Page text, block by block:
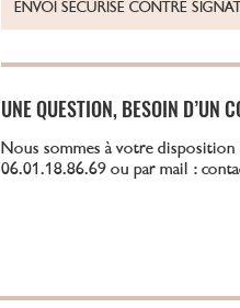
ENVOI SÉCURISÉ CONTRE
UNE QUESTION, BESOIN D’UN
Nous sommes à votre disposition
06.01.18.86.69 ou par mail :